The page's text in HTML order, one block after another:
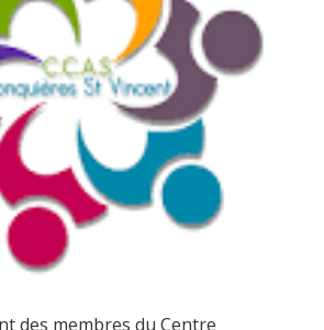
des membres du Centre